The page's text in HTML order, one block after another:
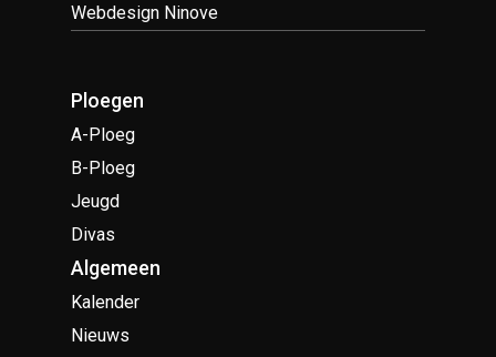
Webdesign Ninove
Ploegen
A-Ploeg
B-Ploeg
Jeugd
Divas
Algemeen
Kalender
Nieuws